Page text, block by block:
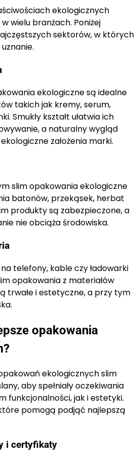
ekologicznych
wielu branżach. Poniżej
sektorów, w których
ekologiczne są idealne
takich jak kremy, serum,
Smukły kształt ułatwia ich
a naturalny wygląd
założenia marki.
slim opakowania ekologiczne
batonów, przekąsek, herbat
produkty są zabezpieczone, a
nie obciąża środowiska.
telefony, kable czy ładowarki
opakowania z materiałów
trwałe i estetyczne, a przy tym
opakowania
ekologicznych slim
aby spełniały oczekiwania
funkcjonalności, jak i estetyki.
pomogą podjąć najlepszą
i certyfikaty